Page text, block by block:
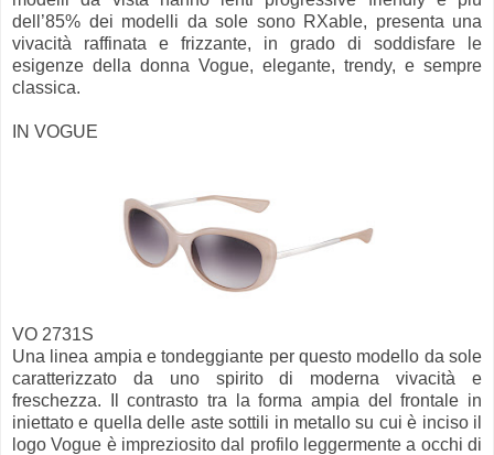
dell’85% dei modelli da sole sono RXable, presenta una
vivacità raffinata e frizzante, in grado di soddisfare le
esigenze della donna Vogue, elegante, trendy, e sempre
classica.
IN VOGUE
VO 2731S
Una linea ampia e tondeggiante per questo modello da sole
caratterizzato da uno spirito di moderna vivacità e
freschezza. Il contrasto tra la forma ampia del frontale in
iniettato e quella delle aste sottili in metallo su cui è inciso il
logo Vogue è impreziosito dal profilo leggermente a occhi di